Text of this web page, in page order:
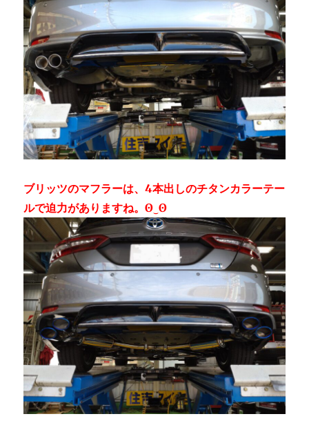
ブリッツのマフラーは、4本出しのチタンカラーテー
ルで迫力がありますね。ʘ⁠‿⁠ʘ